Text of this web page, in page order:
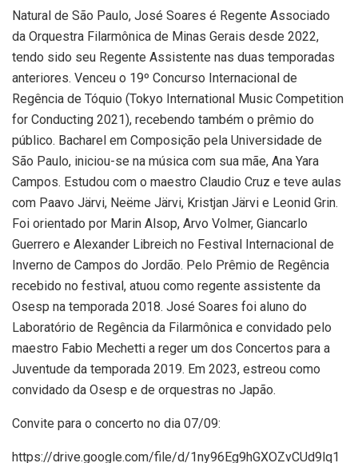
Natural de São Paulo, José Soares é Regente Associado
da Orquestra Filarmônica de Minas Gerais desde 2022,
tendo sido seu Regente Assistente nas duas temporadas
anteriores. Venceu o 19º Concurso Internacional de
Regência de Tóquio (Tokyo International Music Competition
for Conducting 2021), recebendo também o prêmio do
público. Bacharel em Composição pela Universidade de
São Paulo, iniciou-se na música com sua mãe, Ana Yara
Campos. Estudou com o maestro Claudio Cruz e teve aulas
com Paavo Järvi, Neëme Järvi, Kristjan Järvi e Leonid Grin.
Foi orientado por Marin Alsop, Arvo Volmer, Giancarlo
Guerrero e Alexander Libreich no Festival Internacional de
Inverno de Campos do Jordão. Pelo Prêmio de Regência
recebido no festival, atuou como regente assistente da
Osesp na temporada 2018. José Soares foi aluno do
Laboratório de Regência da Filarmônica e convidado pelo
maestro Fabio Mechetti a reger um dos Concertos para a
Juventude da temporada 2019. Em 2023, estreou como
convidado da Osesp e de orquestras no Japão.
Convite para o concerto no dia 07/09:
https://drive.google.com/file/d/1ny96Eg9hGXOZvCUd9lq1